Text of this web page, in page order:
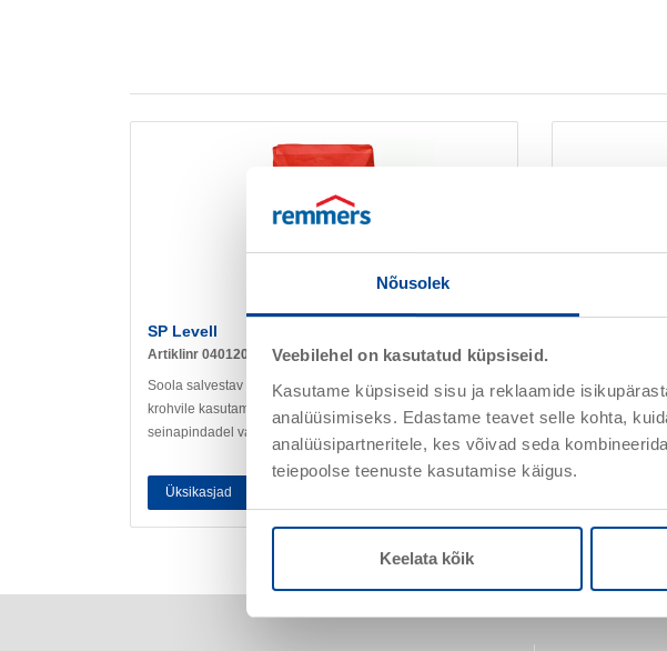
Nõusolek
Veebilehel on kasutatud küpsiseid.
Kasutame küpsiseid sisu ja reklaamide
analüüsimiseks. Edastame teavet selle kohta,
analüüsipartneritele, kes võivad seda
teiepoolse teenuste kasutamise käigus.
Keelata kõik
SP Levell
Artiklinr 040120
Soola salvestav poorne aluskrohv Remmersi Sanierputz-
krohvile kasutamiseks niisketel ja soolakoormusega
seinapindadel vastavalt WTA
Üksikasjad
WTA nõuetele